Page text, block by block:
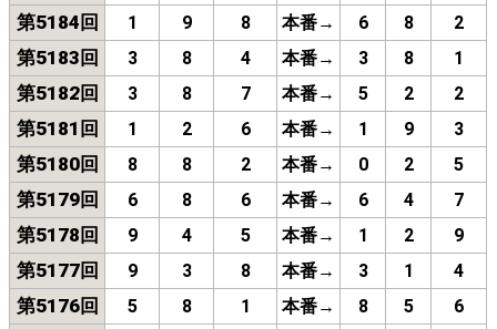
第5184回 1 9 8 本番→ 6 8 2
第5183回 3 8 4 本番→ 3 8 1
第5182回 3 8 7 本番→ 5 2 2
第5181回 1 2 6 本番→ 1 9 3
第5180回 8 8 2 本番→ 0 2 5
第5179回 6 8 6 本番→ 6 4 7
第5178回 9 4 5 本番→ 1 2 9
第5177回 9 3 8 本番→ 3 1 4
第5176回 5 8 1 本番→ 8 5 6